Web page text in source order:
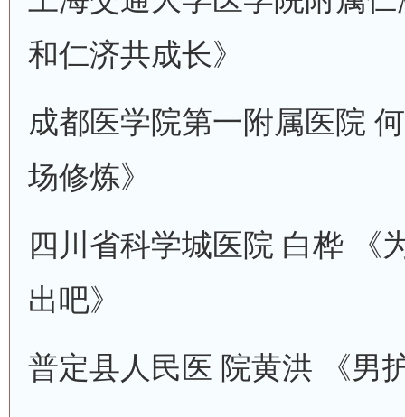
和仁济共成长》
成都医学院第一附属医院
场修炼》
四川省科学城医院 白桦 《
出吧》
普定县人民医 院黄洪 《男